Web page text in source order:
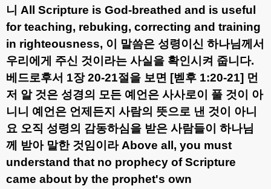
니 All Scripture is God-breathed and is useful
for teaching, rebuking, correcting and training
in righteousness, 이 말씀은 성령이신 하나님께서
우리에게 주신 것이라는 사실을 확인시켜 줍니다.
베드로후서 1장20-21절을 보면 [벧후 1:20-21] 먼
저 알 것은 성경의 모든 예언은 사사로이 풀 것이 아
니니 예언은 언제든지 사람의 뜻으로 낸 것이 아니
요 오직 성령의 감동하심을 받은 사람들이 하나님
께 받아 말한 것임이라Above all, you must
understand that no prophecy of Scripture
came about by the prophet's own